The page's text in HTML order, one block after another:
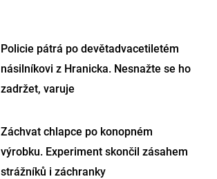
Policie pátrá po devětadvacetiletém
násilníkovi z Hranicka. Nesnažte se ho
zadržet, varuje
Záchvat chlapce po konopném
výrobku. Experiment skončil zásahem
strážníků i záchranky